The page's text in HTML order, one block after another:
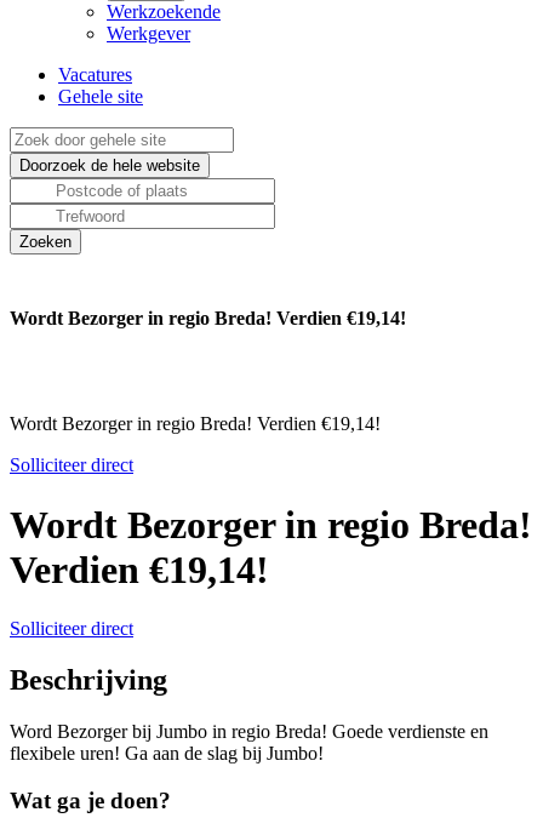
Werkzoekende
Werkgever
Vacatures
Gehele site
Wordt Bezorger in regio Breda! Verdien €19,14!
Wordt Bezorger in regio Breda! Verdien €19,14!
Solliciteer direct
Wordt Bezorger in regio Breda!
Verdien €19,14!
Solliciteer direct
Beschrijving
Word Bezorger bij Jumbo in regio Breda! Goede verdienste en
flexibele uren! Ga aan de slag bij Jumbo!
Wat ga je doen?